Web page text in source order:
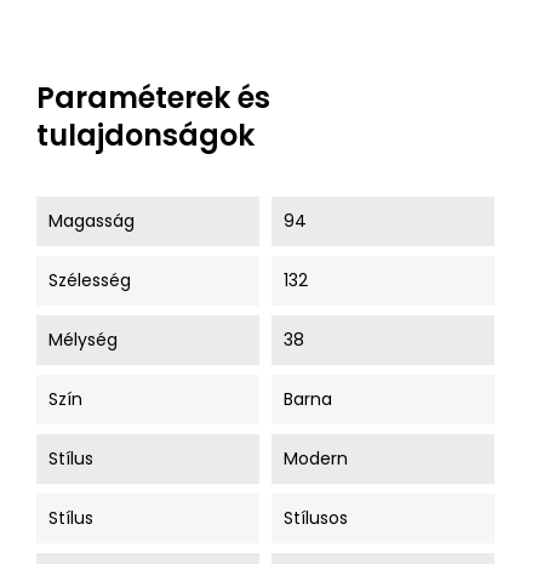
Paraméterek és
tulajdonságok
Magasság 94
Szélesség 132
Mélység 38
Szín Barna
Stílus Modern
Stílus Stílusos